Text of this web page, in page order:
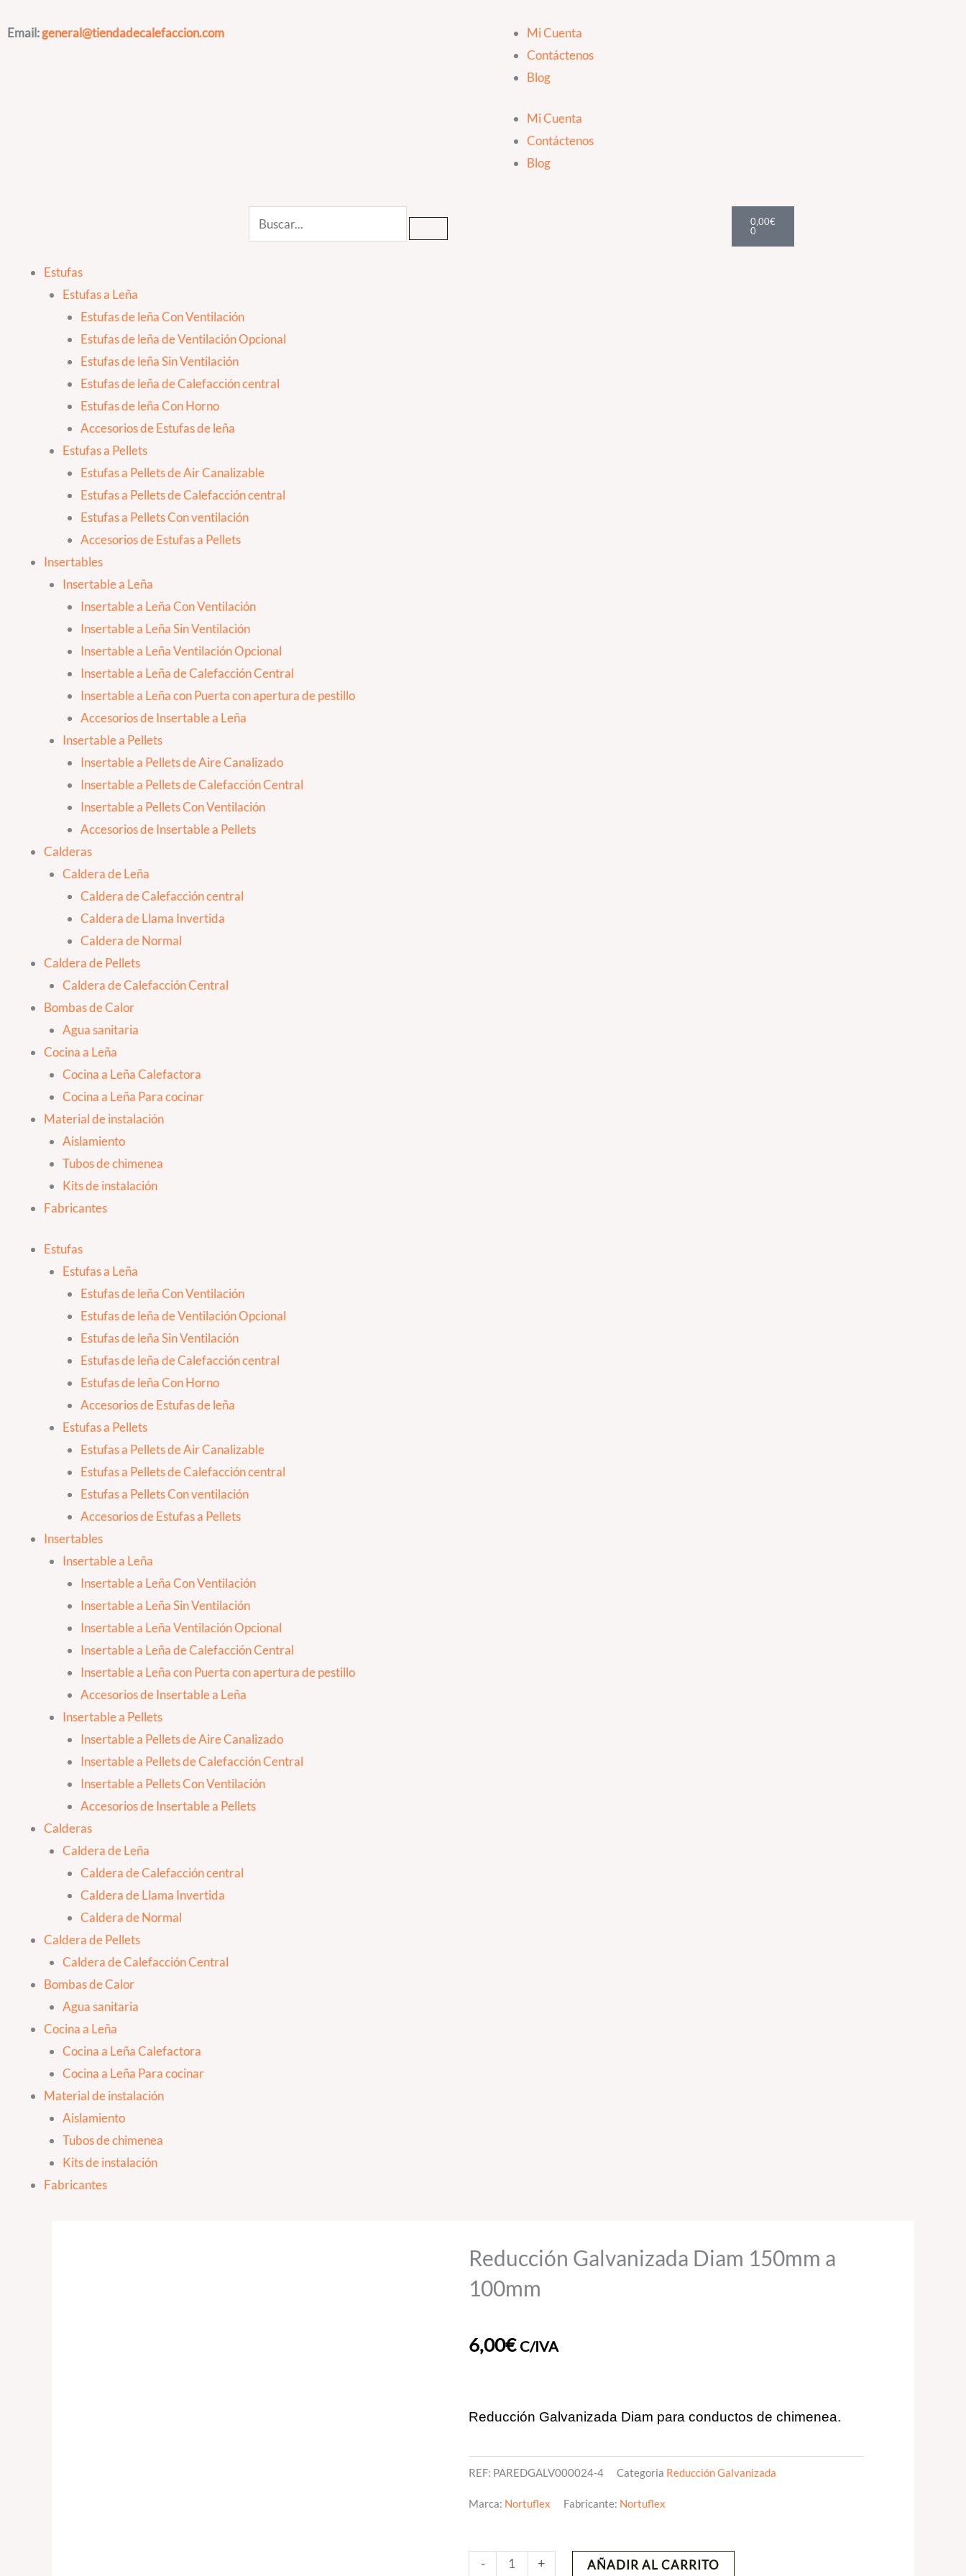
Email:general@tiendadecalefaccion.com
Mi Cuenta
Contáctenos
Blog
Mi Cuenta
Contáctenos
Blog
Search 0,00€
0
Cart
Estufas
Estufas a Leña
Estufas de leña Con Ventilación
Estufas de leña de Ventilación Opcional
Estufas de leña Sin Ventilación
Estufas de leña de Calefacción central
Estufas de leña Con Horno
Accesorios de Estufas de leña
Estufas a Pellets
Estufas a Pellets de Air Canalizable
Estufas a Pellets de Calefacción central
Estufas a Pellets Con ventilación
Accesorios de Estufas a Pellets
Insertables
Insertable a Leña
Insertable a Leña Con Ventilación
Insertable a Leña Sin Ventilación
Insertable a Leña Ventilación Opcional
Insertable a Leña de Calefacción Central
Insertable a Leña con Puerta con apertura de pestillo
Accesorios de Insertable a Leña
Insertable a Pellets
Insertable a Pellets de Aire Canalizado
Insertable a Pellets de Calefacción Central
Insertable a Pellets Con Ventilación
Accesorios de Insertable a Pellets
Calderas
Caldera de Leña
Caldera de Calefacción central
Caldera de Llama Invertida
Caldera de Normal
Caldera de Pellets
Caldera de Calefacción Central
Bombas de Calor
Agua sanitaria
Cocina a Leña
Cocina a Leña Calefactora
Cocina a Leña Para cocinar
Material de instalación
Aislamiento
Tubos de chimenea
Kits de instalación
Fabricantes
Estufas
Estufas a Leña
Estufas de leña Con Ventilación
Estufas de leña de Ventilación Opcional
Estufas de leña Sin Ventilación
Estufas de leña de Calefacción central
Estufas de leña Con Horno
Accesorios de Estufas de leña
Estufas a Pellets
Estufas a Pellets de Air Canalizable
Estufas a Pellets de Calefacción central
Estufas a Pellets Con ventilación
Accesorios de Estufas a Pellets
Insertables
Insertable a Leña
Insertable a Leña Con Ventilación
Insertable a Leña Sin Ventilación
Insertable a Leña Ventilación Opcional
Insertable a Leña de Calefacción Central
Insertable a Leña con Puerta con apertura de pestillo
Accesorios de Insertable a Leña
Insertable a Pellets
Insertable a Pellets de Aire Canalizado
Insertable a Pellets de Calefacción Central
Insertable a Pellets Con Ventilación
Accesorios de Insertable a Pellets
Calderas
Caldera de Leña
Caldera de Calefacción central
Caldera de Llama Invertida
Caldera de Normal
Caldera de Pellets
Caldera de Calefacción Central
Bombas de Calor
Agua sanitaria
Cocina a Leña
Cocina a Leña Calefactora
Cocina a Leña Para cocinar
Material de instalación
Aislamiento
Tubos de chimenea
Kits de instalación
Fabricantes
Reducción Galvanizada Diam 150mm a
100mm
6,00€ C/IVA
Reducción Galvanizada Diam para conductos de chimenea.
REF: PAREDGALV000024-4 Categoria Reducción Galvanizada
Marca: Nortuflex Fabricante: Nortuflex
-
Reducción
+ AÑADIR AL CARRITO